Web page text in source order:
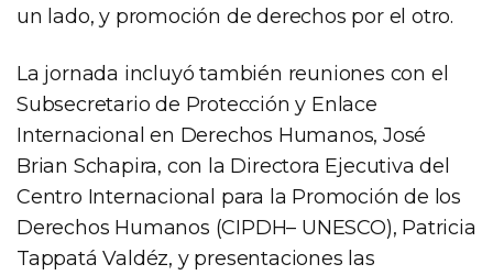
un lado, y promoción de derechos por el otro.
La jornada incluyó también reuniones con el
Subsecretario de Protección y Enlace
Internacional en Derechos Humanos, José
Brian Schapira, con la Directora Ejecutiva del
Centro Internacional para la Promoción de los
Derechos Humanos (CIPDH– UNESCO), Patricia
Tappatá Valdéz, y presentaciones las